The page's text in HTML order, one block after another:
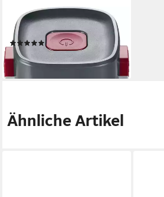
SEVERIN
ZB 7226 Akku (1 St)
(1)
ab 76,39 €
lieferbar - in 2-3 Werktagen bei dir
Ähnliche Artikel